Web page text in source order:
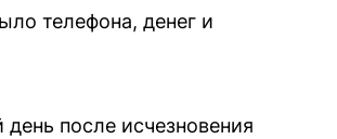
телефона, денег и
после исчезновения